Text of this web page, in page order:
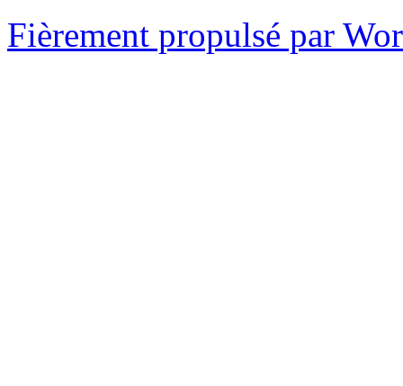
Fièrement propulsé par